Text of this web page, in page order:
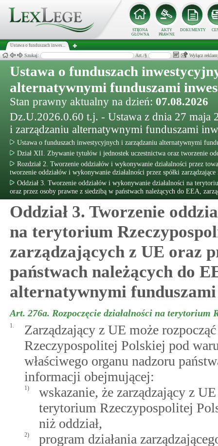
STRONA
GŁÓWNA
AKTY
PRAWNE
DOKUMENTY
Ustawa o funduszach inwes...
Szukaj: Art./§ Wyłącz
Ustawa o funduszach
alternatywnymi funduszami
Stan prawny aktualny na dzień: 07.08.2026
Dz.U.2026.0.60 t.j. - Ustawa z dnia 27 maja
i zarządzaniu alternatywnymi funduszami
Ustawa o funduszach inwestycyjnych i zarządzaniu alternatywnymi
Dział XII. Zbywanie tytułów i jednostek uczestnictwa oraz tworzenie
Rozdział 2. Tworzenie oddziałów i wykonywanie działalności przez
tworzenie oddziałów i wykonywanie działalności przez spółki
Oddział 3. Tworzenie oddziałów i wykonywanie działalności na
oraz przez osoby prawne z siedzibą w państwach należących do EEA,
Oddział 3. Tworzenie
na terytorium
zarządzających z UE oraz
państwach należących do
alternatywnymi
Art. 276a. Rozpoczęcie działalności na terytorium
1.
Zarządzający z UE może
Rzeczypospolitej Polskiej pod
właściwego organu nadzoru
informacji obejmującej:
1)
wskazanie, że zarządzający z
terytorium Rzeczypospolitej
niż oddział,
2)
program działania